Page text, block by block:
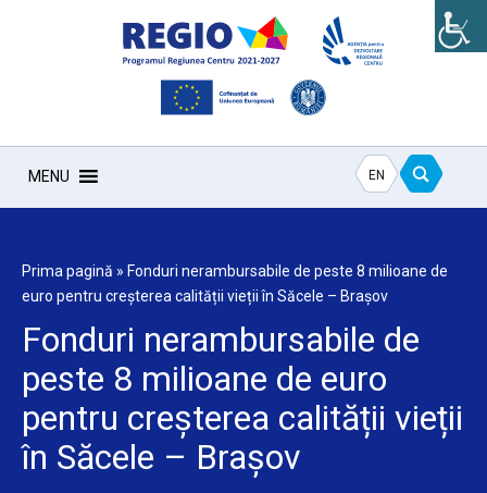
MENU EN
Prima pagină » Fonduri nerambursabile de peste 8 milioane de
euro pentru creșterea calității vieții în Săcele – Brașov
Fonduri nerambursabile de
peste 8 milioane de euro
pentru creșterea calității vieții
în Săcele – Brașov